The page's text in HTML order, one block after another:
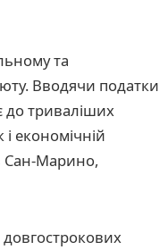
та
Вводячи податки
до триваліших
економічній
Сан-Марино,
довгострокових